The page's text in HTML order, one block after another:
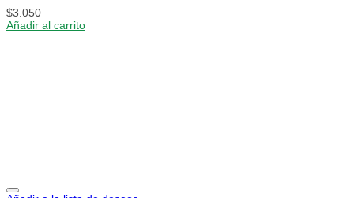
$3.050
Añadir al carrito